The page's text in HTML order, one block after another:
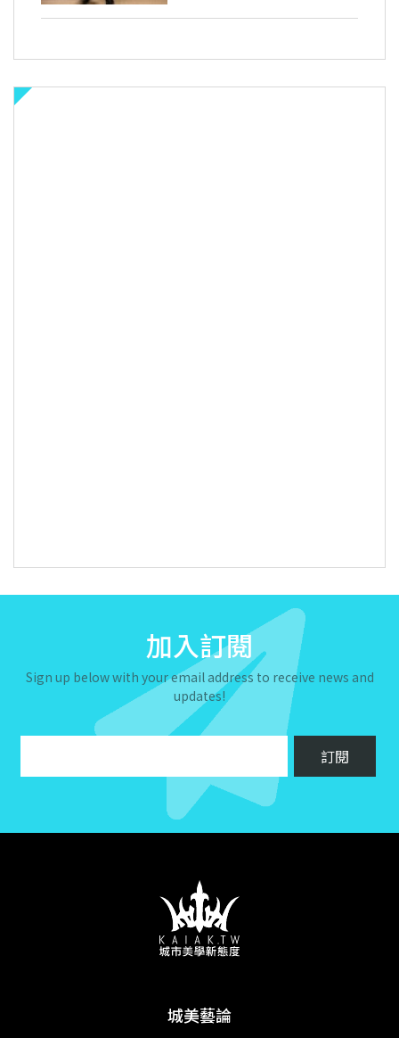
加入訂閱
Sign up below with your email address to receive news and
updates!
城美藝論